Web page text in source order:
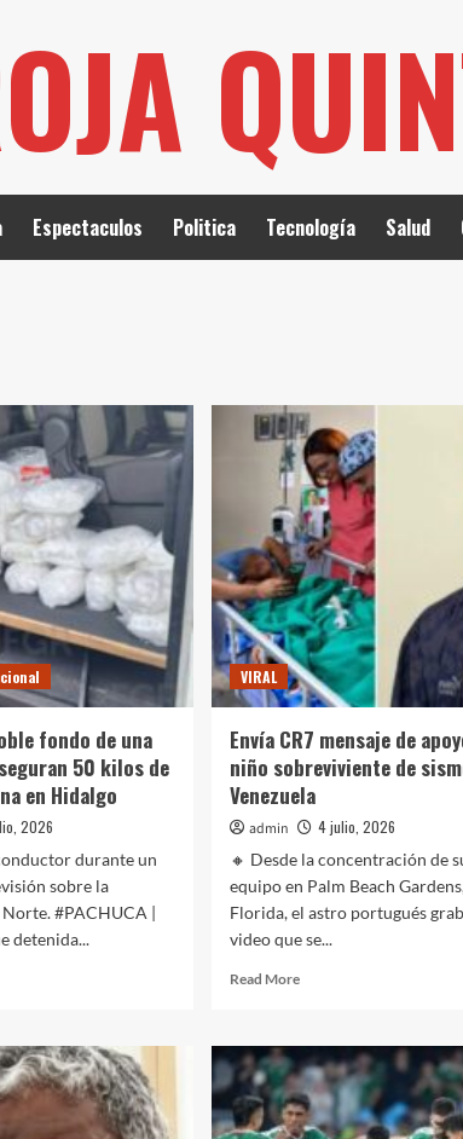
Espectaculos Politica Tecnología Salud
fondo de una
50 kilos de
en Hidalgo
2026
durante un
sobre la
#PACHUCA |
detenida...
VIRAL
Envía CR7 mensaje de
niño sobreviviente de
Venezuela
admin
4 julio, 2026
🔸 Desde la concentración de
equipo en Palm Beach
Florida, el astro portugués
video que se...
Read MoreRead
Envía
CR7
mensaje
de